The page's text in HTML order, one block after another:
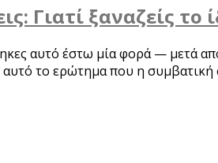
Γιατί ξαναζείς
αυτό έστω μία φορά —
αυτό το ερώτημα που η